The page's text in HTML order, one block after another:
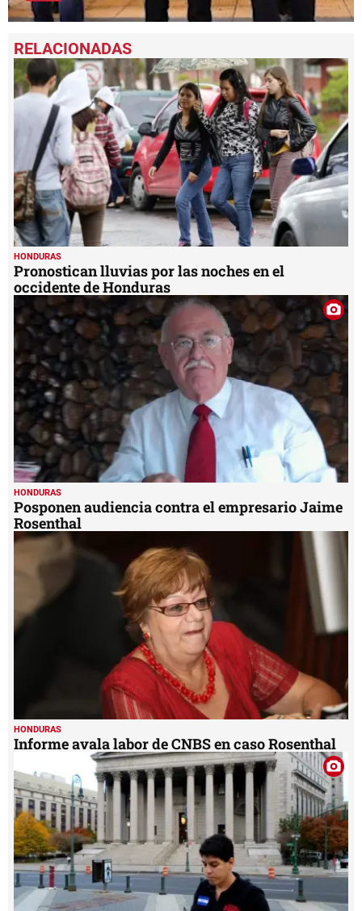
seconds
of
1
minute,
50
seconds
HONDURAS
Pronostican lluvias por las noches en el
occidente de Honduras
HONDURAS
Posponen audiencia contra el empresario Jaime
Rosenthal
HONDURAS
Informe avala labor de CNBS en caso Rosenthal